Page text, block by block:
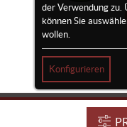
der Verwendung zu.
können Sie
wollen.
Konfigurieren